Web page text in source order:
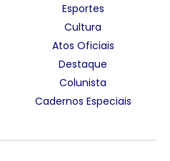
Esportes
Cultura
Atos Oficiais
Destaque
Colunista
Cadernos Especiais